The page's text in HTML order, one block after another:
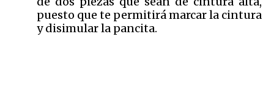
puesto que te permitirá marcar la cintura
y disimular la pancita.